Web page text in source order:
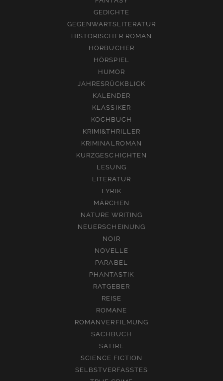
GEDICHTE
GEGENWARTSLITERATUR
HISTORISCHER ROMAN
HÖRBÜCHER
HÖRSPIEL
HUMOR
JAHRESRÜCKBLICK
KALENDER
KLASSIKER
KOCHBUCH
KRIMI&THRILLER
KRIMINALROMAN
KURZGESCHICHTEN
LESUNG
LITERATUR
LYRIK
MÄRCHEN
NATURE WRITING
NEUERSCHEINUNG
NOIR
NOVELLE
PARABEL
PHANTASTIK
RATGEBER
REISE
ROMANE
ROMANVERFILMUNG
SACHBUCH
SATIRE
SCIENCE FICTION
SELBSTVERFASSTES